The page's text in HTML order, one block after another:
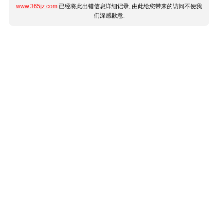
www.365jz.com 已经将此出错信息详细记录, 由此给您带来的访问不便我
们深感歉意.